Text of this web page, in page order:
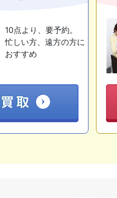
10点より、要予約。
忙しい方、遠方の方に
おすすめ